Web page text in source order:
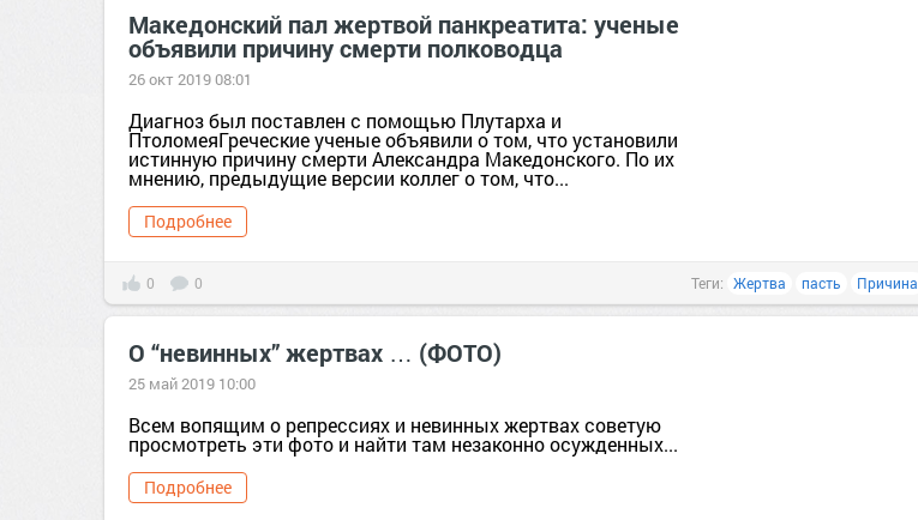
Македонский пал жертвой панкреатита: ученые
объявили причину смерти полководца
26 окт 2019 08:01
Диагноз был поставлен с помощью Плутарха и
ПтоломеяГреческие ученые объявили о том, что установили
истинную причину смерти Александра Македонского. По их
мнению, предыдущие версии коллег о том, что...
Подробнее
0 0 Теги: Жертва пасть Причина
О “невинных” жертвах … (ФОТО)
25 май 2019 10:00
Всем вопящим о репрессиях и невинных жертвах советую
просмотреть эти фото и найти там незаконно осужденных...
Подробнее